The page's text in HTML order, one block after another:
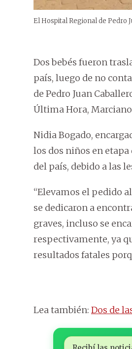
El Hospital Regional de Pedro
Dos bebés fueron
país, luego de no
de Pedro Juan
Última Hora,
Nidia Bogado,
los dos niños en
del país, debido a las
“Elevamos el pedido
se dedicaron a
graves, incluso se
respectivamente, ya
resultados fatales
Lea también: Dos de